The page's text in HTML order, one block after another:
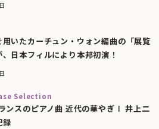
用いたカーチュン・ウォン編曲の「展覧
日本フィルにより本邦初演！
Selection
ランスのピアノ曲 近代の華やぎⅠ 井上二
録